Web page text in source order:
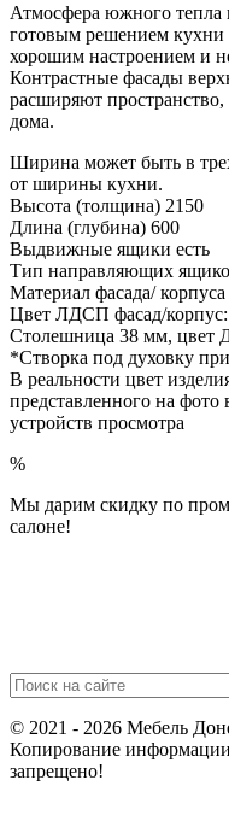
Атмосфера южного тепла
готовым решением кухни
хорошим настроением и
Контрастные фасады
расширяют
дома.
Ширина может быть в
от ширины кухни.
Высота (толщина) 2150
Длина (глубина) 600
Выдвижные ящики есть
Тип направляющих
Материал фасада/
Цвет ЛДСП фасад/
Столешница 38 мм, цвет
*Створка под духовку
В реальности цвет
представленного на фото
устройств просмотра
%
Мы дарим скидку по
салоне!
© 2021 - 2026 Мебель
Копирование
запрещено!